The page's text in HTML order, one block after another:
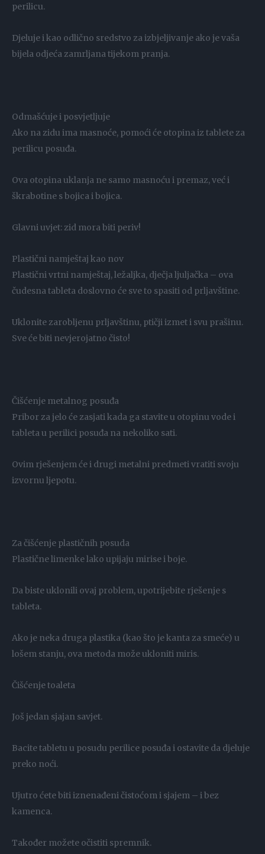
perilicu.
Djeluje i kao odlično sredstvo za izbjeljivanje ako je vaša
bijela odjeća zamrljana tijekom pranja.
Odmašćuje i posvjetljuje
Ako na zidu ima masnoće, pomoći će otopina iz tablete za
perilicu posuđa.
Ova otopina uklanja ne samo masnoću i premaz, već i
škrabotine s bojica i bojica.
Glavni uvjet: zid mora biti periv!
Plastični namještaj kao nov
Plastični vrtni namještaj, ležaljka, dječja ljuljačka – ova
čudesna tableta doslovno će sve to spasiti od prljavštine.
Uklonite zarobljenu prljavštinu, ptičji izmet i svu prašinu.
Sve će biti nevjerojatno čisto!
Čišćenje metalnog posuđa
Pribor za jelo će zasjati kada ga stavite u otopinu vode i
tableta u perilici posuđa na nekoliko sati.
Ovim rješenjem će i drugi metalni predmeti vratiti svoju
izvornu ljepotu.
Za čišćenje plastičnih posuda
Plastične limenke lako upijaju mirise i boje.
Da biste uklonili ovaj problem, upotrijebite rješenje s
tableta.
Ako je neka druga plastika (kao što je kanta za smeće) u
lošem stanju, ova metoda može ukloniti miris.
Čišćenje toaleta
Još jedan sjajan savjet.
Bacite tabletu u posudu perilice posuđa i ostavite da djeluje
preko noći.
Ujutro ćete biti iznenađeni čistoćom i sjajem – i bez
kamenca.
Također možete očistiti spremnik.